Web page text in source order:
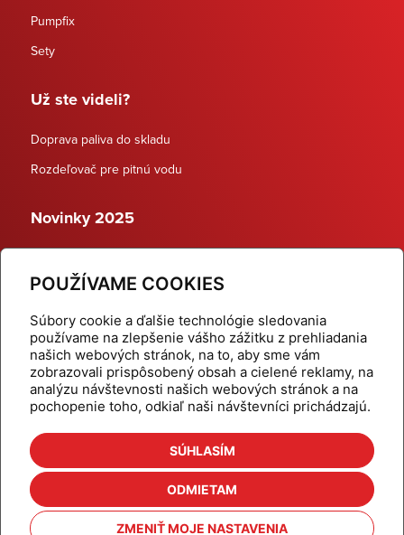
POUŽÍVAME COOKIES
Súbory cookie a ďalšie technológie sledovania
používame na zlepšenie vášho zážitku z prehliadania
našich webových stránok, na to, aby sme vám
zobrazovali prispôsobený obsah a cielené reklamy, na
analýzu návštevnosti našich webových stránok a na
pochopenie toho, odkiaľ naši návštevníci prichádzajú.
SÚHLASÍM
ODMIETAM
ZMENIŤ MOJE NASTAVENIA
Pumpfix
Sety
Už ste videli?
Doprava paliva do skladu
Rozdeľovač pre pitnú vodu
Novinky 2025
Dynamické termostatické ventily
Domov
Produkty
Aktuality
Odber šikovné tipy
Kalkulačky
Cenníky
Na stiahnutie
Referencie
Kontakt